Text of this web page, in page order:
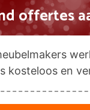
offertes
kosteloos en